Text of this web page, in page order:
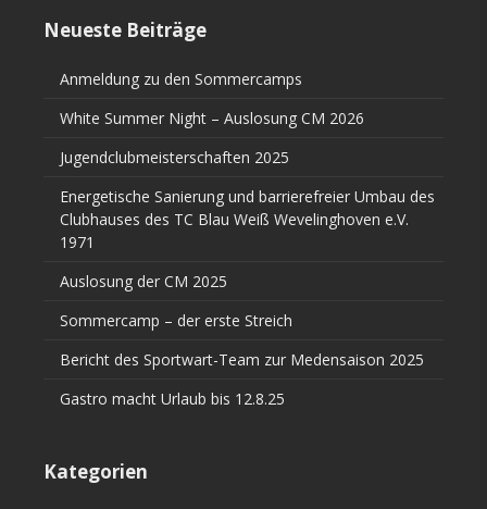
Neueste Beiträge
Anmeldung zu den Sommercamps
White Summer Night – Auslosung CM 2026
Jugendclubmeisterschaften 2025
Energetische Sanierung und barrierefreier Umbau des
Clubhauses des TC Blau Weiß Wevelinghoven e.V.
1971
Auslosung der CM 2025
Sommercamp – der erste Streich
Bericht des Sportwart-Team zur Medensaison 2025
Gastro macht Urlaub bis 12.8.25
Kategorien